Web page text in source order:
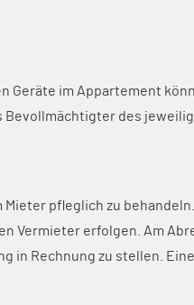
Geräte im Appartement
des
pfleglich zu
Vermieter erfolgen. Am
in Rechnung zu stellen.